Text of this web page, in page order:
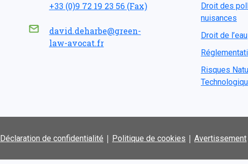
+33 (0)9 72 19 23 56 (Fax)
david.deharbe@green-
law-avocat.fr
Droit des
nuisances
Droit de l’eau
Risques
Déclaration de confidentialité | Politique de cookies | Avertissement